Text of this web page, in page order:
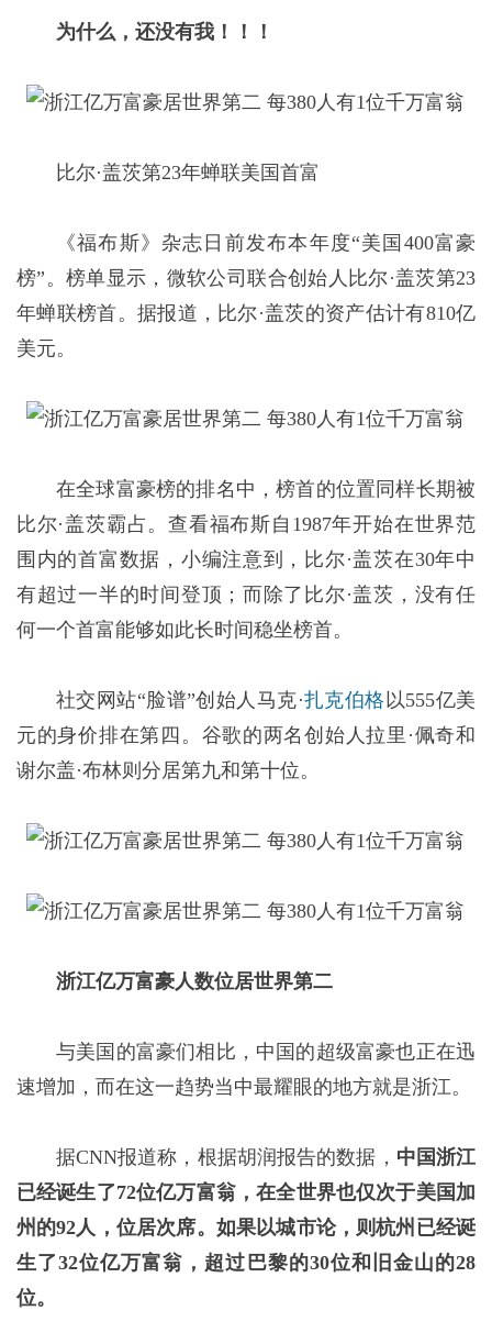
为什么，还没有我！！！
比尔·盖茨第23年蝉联美国首富
《福布斯》杂志日前发布本年度“美国400富豪
榜”。榜单显示，微软公司联合创始人比尔·盖茨第23
年蝉联榜首。据报道，比尔·盖茨的资产估计有810亿
美元。
在全球富豪榜的排名中，榜首的位置同样长期被
比尔·盖茨霸占。查看福布斯自1987年开始在世界范
围内的首富数据，小编注意到，比尔·盖茨在30年中
有超过一半的时间登顶；而除了比尔·盖茨，没有任
何一个首富能够如此长时间稳坐榜首。
社交网站“脸谱”创始人马克·扎克伯格 以555亿美
元的身价排在第四。谷歌的两名创始人拉里·佩奇和
谢尔盖·布林则分居第九和第十位。
浙江亿万富豪人数位居世界第二
与美国的富豪们相比，中国的超级富豪也正在迅
速增加，而在这一趋势当中最耀眼的地方就是浙江。
据CNN报道称，根据胡润报告的数据， 中国浙江
已经诞生了72位亿万富翁，在全世界也仅次于美国加
州的92人，位居次席。如果以城市论，则杭州已经诞
生了32位亿万富翁，超过巴黎的30位和旧金山的28
位。